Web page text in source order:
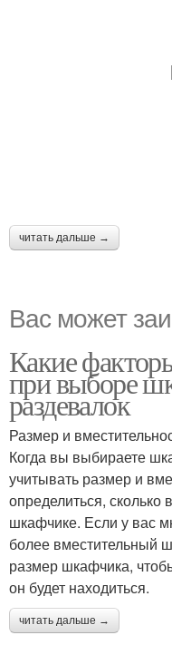
читать дальше →
Вас может
Какие
при выборе
раздевалок
Размер и
Когда вы выбираете
учитывать размер и
определиться,
шкафчике. Если у вас
более вместительный
размер шкафчика,
он будет находиться.
читать дальше →